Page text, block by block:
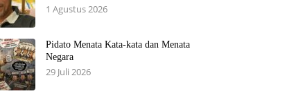
1 Agustus 2026
Pidato Menata Kata-kata dan Menata
Negara
29 Juli 2026